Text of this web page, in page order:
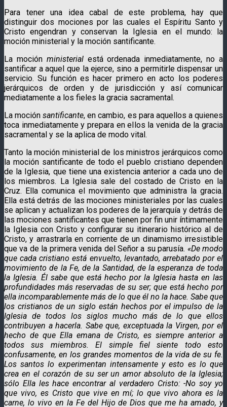
Para tener una idea cabal de este problema, hay que
distinguir dos mociones por las cuales el Espíritu Santo y
Cristo engendran y conservan la Iglesia en el mundo: la
moción ministerial y la moción santificante.
La moción ministerialestá ordenada inmediatamente, no a
santificar a aquel que la ejerce, sino a permitirle dispensar un
servicio. Su función es hacer primero en acto los poderes
jerárquicos de orden y de jurisdicción y así comunicar
mediatamente a los fieles la gracia sacramental.
La mociónsantificante, en cambio, es para aquellos a quienes
toca inmediatamente y prepara en ellos la venida de la gracia
sacramental y se la aplica de modo vital.
Tanto la moción ministerial de los ministros jerárquicos como
la moción santificante de todo el pueblo cristiano dependen
de la Iglesia, que tiene una existencia anterior a cada uno de
los miembros. La Iglesia sale del costado de Cristo en la
Cruz. Ella comunica el movimiento que administra la gracia.
Ella está detrás de las mociones ministeriales por las cuales
se aplican y actualizan los poderes de la jerarquía y detrás de
las mociones santificantes que tienen por fin unir íntimamente
la Iglesia con Cristo y configurar su itinerario histórico al de
Cristo, y arrastrarla en corriente de un dinamismo irresistible
que va de la primera venida del Señor a su parusía. «De modo
que cada cristiano está envuelto, levantado, arrebatado por el
movimiento de la Fe, de la Santidad, de la esperanza de toda
la Iglesia. Él sabe que está hecho por la Iglesia hasta en las
profundidades más reservadas de su ser; que está hecho por
ella incomparablemente más de lo que él no la hace. Sabe que
los cristianos de un siglo están hechos por el impulso de la
Iglesia de todos los siglos mucho más de lo que ellos
contribuyen a hacerla. Sabe que, exceptuada la Virgen, por el
hecho de que Ella emana de Cristo, es siempre anterior a
todos sus miembros. El simple fiel siente todo esto
confusamente, en los grandes momentos de la vida de su fe.
Los santos lo experimentan intensamente y esto es lo que
crea en el corazón de su ser un amor absoluto de la Iglesia;
sólo Ella les hace encontrar al verdadero Cristo: -No soy yo
que vivo, es Cristo que vive en mí; lo que vivo ahora es la
carne, lo vivo en la Fe del Hijo de Dios que me ha amado, y